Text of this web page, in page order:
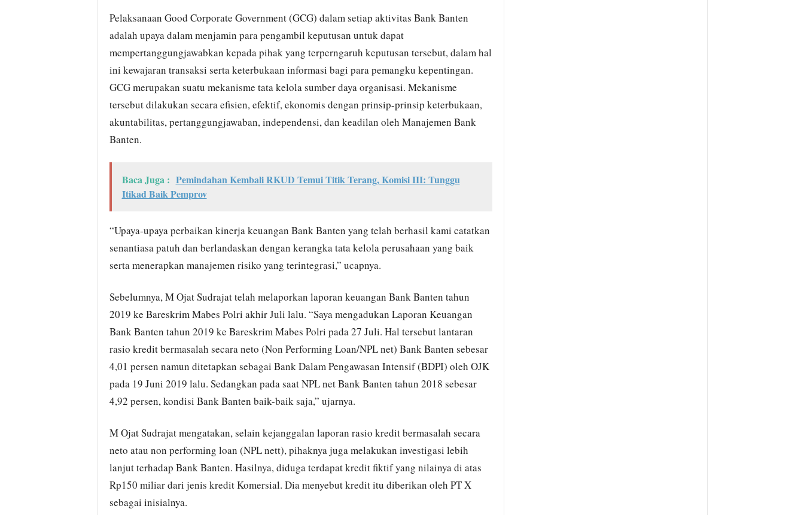
Pelaksanaan Good Corporate Government (GCG) dalam setiap aktivitas Bank Banten
adalah upaya dalam menjamin para pengambil keputusan untuk dapat
mempertanggungjawabkan kepada pihak yang terperngaruh keputusan tersebut, dalam hal
ini kewajaran transaksi serta keterbukaan informasi bagi para pemangku kepentingan.
GCG merupakan suatu mekanisme tata kelola sumber daya organisasi. Mekanisme
tersebut dilakukan secara efisien, efektif, ekonomis dengan prinsip-prinsip keterbukaan,
akuntabilitas, pertanggungjawaban, independensi, dan keadilan oleh Manajemen Bank
Banten.
Baca Juga : Pemindahan Kembali RKUD Temui Titik Terang, Komisi III: Tunggu
Itikad Baik Pemprov
“Upaya-upaya perbaikan kinerja keuangan Bank Banten yang telah berhasil kami catatkan
senantiasa patuh dan berlandaskan dengan kerangka tata kelola perusahaan yang baik
serta menerapkan manajemen risiko yang terintegrasi,” ucapnya.
Sebelumnya, M Ojat Sudrajat telah melaporkan laporan keuangan Bank Banten tahun
2019 ke Bareskrim Mabes Polri akhir Juli lalu. “Saya mengadukan Laporan Keuangan
Bank Banten tahun 2019 ke Bareskrim Mabes Polri pada 27 Juli. Hal tersebut lantaran
rasio kredit bermasalah secara neto (Non Performing Loan/NPL net) Bank Banten sebesar
4,01 persen namun ditetapkan sebagai Bank Dalam Pengawasan Intensif (BDPI) oleh OJK
pada 19 Juni 2019 lalu. Sedangkan pada saat NPL net Bank Banten tahun 2018 sebesar
4,92 persen, kondisi Bank Banten baik-baik saja,” ujarnya.
M Ojat Sudrajat mengatakan, selain kejanggalan laporan rasio kredit bermasalah secara
neto atau non performing loan (NPL nett), pihaknya juga melakukan investigasi lebih
lanjut terhadap Bank Banten. Hasilnya, diduga terdapat kredit fiktif yang nilainya di atas
Rp150 miliar dari jenis kredit Komersial. Dia menyebut kredit itu diberikan oleh PT X
sebagai inisialnya.